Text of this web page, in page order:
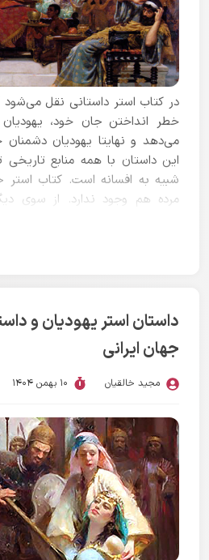
در کتاب استر داستانی نقل می‌شود
خطر انداختن جان خود،
می‌دهد و نهایتا یهودیان دشمنان
این داستان با همه منابع
شبیه به افسانه است. کتاب استر
مرده هم وجود ندارد. از سوی
تحریف شده‌ای از این قصه رواج
موارد درج شده در منابع
داستان استر یهودیان و
جهان ایرانی
مجید خالقیان 10 بهمن 1404